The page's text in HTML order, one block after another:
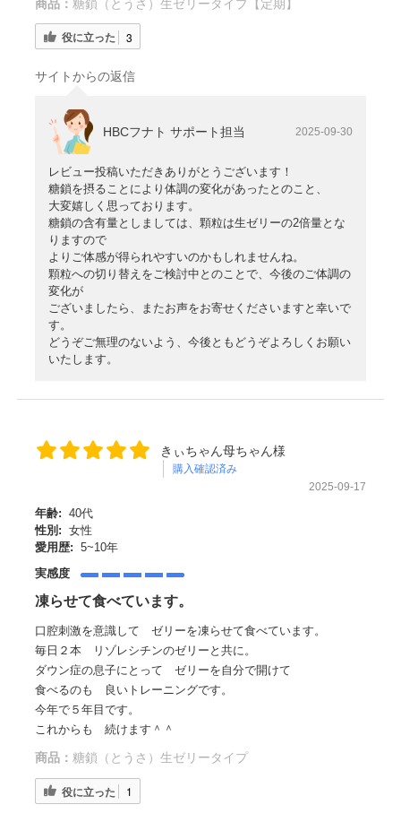
商品： 糖鎖（とうさ）生ゼリータイプ【定期】
役に立った 3
サイトからの返信
HBCフナト サポート担当 2025-09-30
レビュー投稿いただきありがとうございます！
糖鎖を摂ることにより体調の変化があったとのこと、
大変嬉しく思っております。
糖鎖の含有量としましては、顆粒は生ゼリーの2倍量とな
りますので
よりご体感が得られやすいのかもしれませんね。
顆粒への切り替えをご検討中とのことで、今後のご体調の
変化が
ございましたら、またお声をお寄せくださいますと幸いで
す。
どうぞご無理のないよう、今後ともどうぞよろしくお願い
いたします。
きぃちゃん母ちゃん様
購入確認済み
2025-09-17
年齢: 40代
性別: 女性
愛用歴: 5~10年
実感度
凍らせて食べています。
口腔刺激を意識して ゼリーを凍らせて食べています。
毎日２本 リゾレシチンのゼリーと共に。
ダウン症の息子にとって ゼリーを自分で開けて
食べるのも 良いトレーニングです。
今年で５年目です。
これからも 続けます＾＾
商品： 糖鎖（とうさ）生ゼリータイプ
役に立った 1